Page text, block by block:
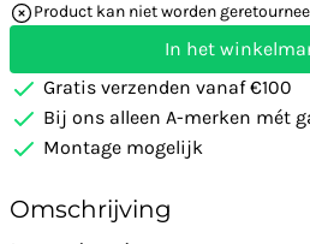
Product kan niet worden
In het
Gratis verzenden vanaf €100
Bij ons alleen A-merken mét
Montage mogelijk
Omschrijving